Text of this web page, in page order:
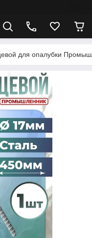
для опалубки